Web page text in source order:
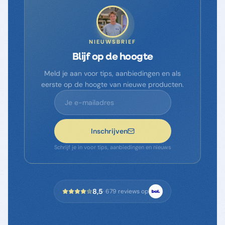
NIEUWSBRIEF
Blijf op de hoogte
Meld je aan voor tips, aanbiedingen en als
eerste op de hoogte van nieuwe producten.
Inschrijven
Schrijf je in voor tips, aanbiedingen en nieuws
8,5·679 reviews op